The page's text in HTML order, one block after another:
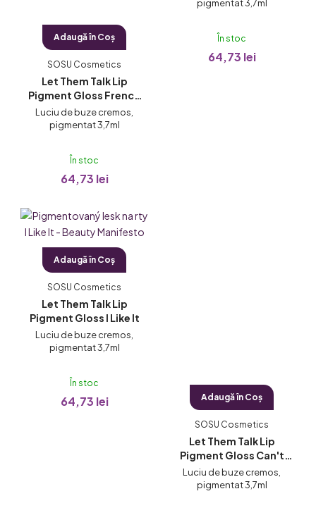
Let Them Talk Lip
Pigment Gloss French
Kiss
SOSU Cosmetics
În stoc
64,73 lei
Adaugă în Coş
Luciu de buze cremos,
pigmentat 3,7ml
În stoc
64,73 lei
pigmentat 3,7ml
Let Them Talk Lip
Pigment Gloss I Like It
SOSU Cosmetics
În stoc
64,73 lei
Adaugă în Coş
Luciu de buze cremos,
pigmentat 3,7ml
Let Them Talk Lip
Pigment Gloss Can't
Cope
SOSU Cosmetics
Adaugă în Coş
Luciu de buze cremos,
pigmentat 3,7ml